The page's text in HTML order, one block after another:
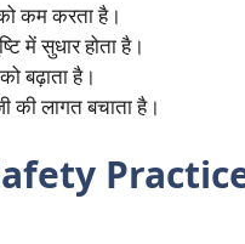
कम करता है।
में सुधार होता है।
बढ़ाता है।
की लागत बचाता है।